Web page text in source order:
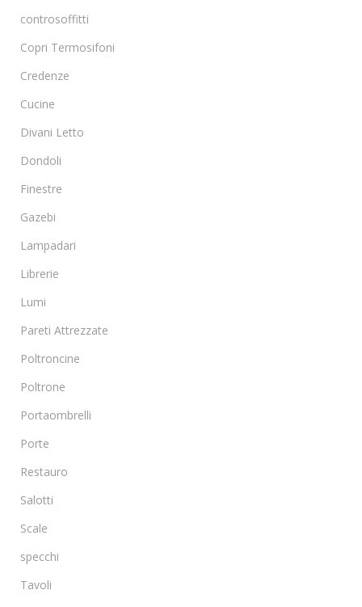
controsoffitti
Copri Termosifoni
Credenze
Cucine
Divani Letto
Dondoli
Finestre
Gazebi
Lampadari
Librerie
Lumi
Pareti Attrezzate
Poltroncine
Poltrone
Portaombrelli
Porte
Restauro
Salotti
Scale
specchi
Tavoli